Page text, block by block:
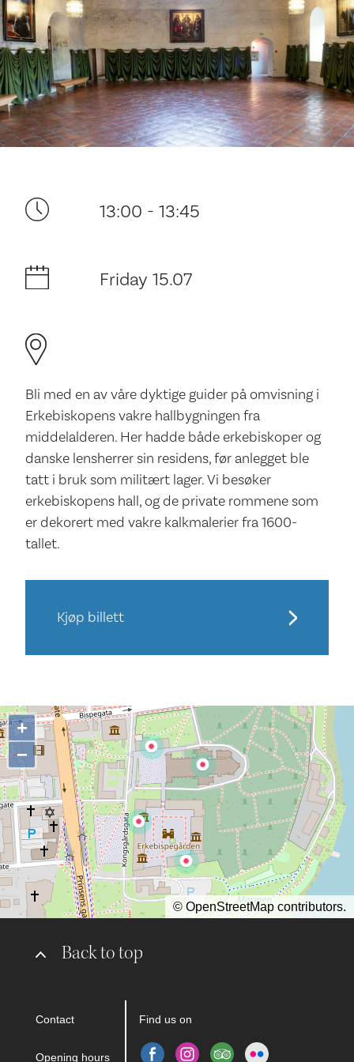
Your visit
The music in the Cathedral
History and architecture
13:00 - 13:45
Friday 15.07
Bli med en av våre dyktige guider på omvisning i
Erkebiskopens vakre hallbygningen fra
middelalderen. Her hadde både erkebiskoper og
danske lensherrer sin residens, før anlegget ble
tatt i bruk som militært lager. Vi besøker
erkebiskopens hall, og de private rommene som
er dekorert med vakre kalkmalerier fra 1600-
tallet.
Kjøp billett
Back to top
Contact
Opening hours
Find us on
+
−
© OpenStreetMap contributors.